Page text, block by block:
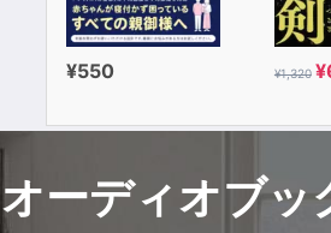
¥550 ¥1,320
オーディオブッ